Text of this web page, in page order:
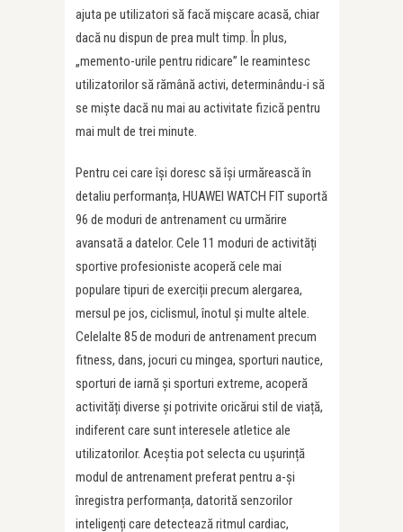
ajuta pe utilizatori să facă mișcare acasă, chiar
dacă nu dispun de prea mult timp. În plus,
„memento-urile pentru ridicare” le reamintesc
utilizatorilor să rămână activi, determinându-i să
se miște dacă nu mai au activitate fizică pentru
mai mult de trei minute.
Pentru cei care își doresc să își urmărească în
detaliu performanța, HUAWEI WATCH FIT suportă
96 de moduri de antrenament cu urmărire
avansată a datelor. Cele 11 moduri de activități
sportive profesioniste acoperă cele mai
populare tipuri de exerciții precum alergarea,
mersul pe jos, ciclismul, înotul și multe altele.
Celelalte 85 de moduri de antrenament precum
fitness, dans, jocuri cu mingea, sporturi nautice,
sporturi de iarnă și sporturi extreme, acoperă
activități diverse și potrivite oricărui stil de viață,
indiferent care sunt interesele atletice ale
utilizatorilor. Aceștia pot selecta cu ușurință
modul de antrenament preferat pentru a-și
înregistra performanța, datorită senzorilor
inteligenți care detectează ritmul cardiac,